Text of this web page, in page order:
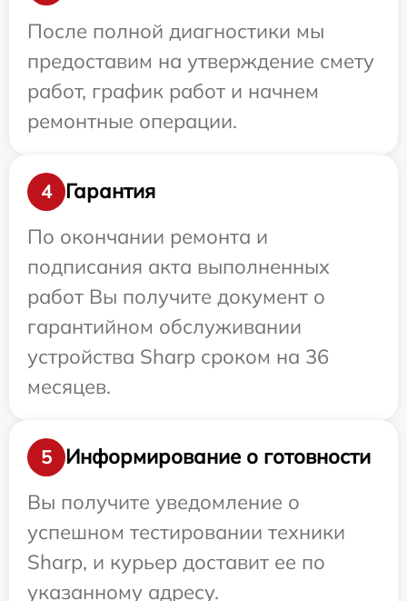
После полной диагностики мы
предоставим на утверждение смету
работ, график работ и начнем
ремонтные операции.
4
Гарантия
По окончании ремонта и
подписания акта выполненных
работ Вы получите документ о
гарантийном обслуживании
устройства Sharp сроком на 36
месяцев.
5
Информирование о готовности
Вы получите уведомление о
успешном тестировании техники
Sharp, и курьер доставит ее по
указанному адресу.